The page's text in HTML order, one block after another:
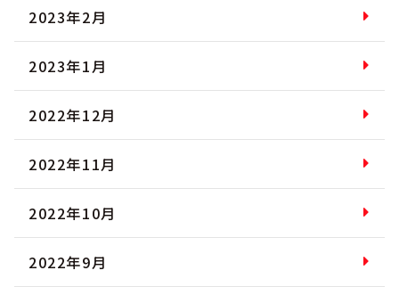
2023年2月
2023年1月
2022年12月
2022年11月
2022年10月
2022年9月